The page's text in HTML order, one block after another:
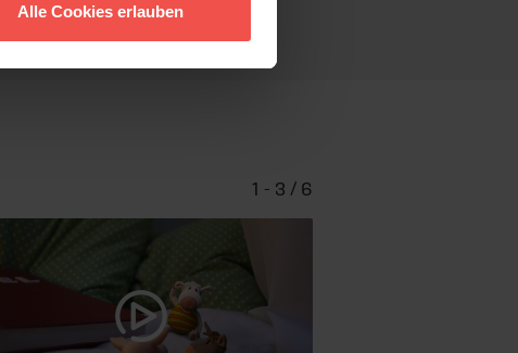
Alle Cookies erlauben
1 - 3 / 6